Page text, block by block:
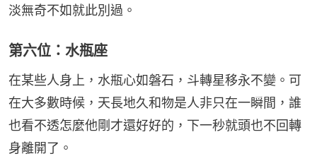
淡無奇不如就此別過。
第六位：水瓶座
在某些人身上，水瓶心如磐石，斗轉星移永不變。可
在大多數時候，天長地久和物是人非只在一瞬間，誰
也看不透怎麼他剛才還好好的，下一秒就頭也不回轉
身離開了。